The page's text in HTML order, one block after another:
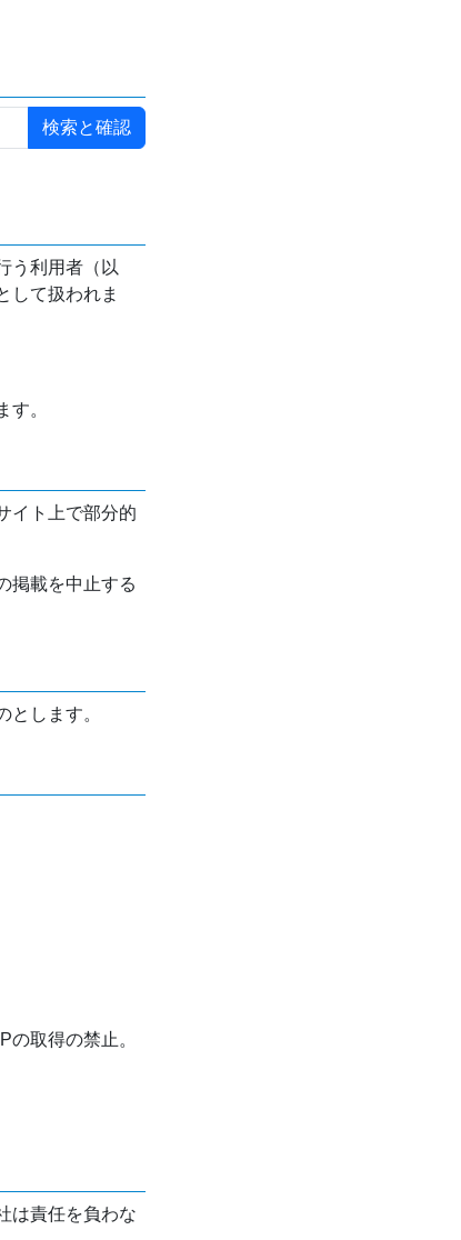
う利用者（以
して扱われま
。
イト上で部分的
掲載を中止する
します。
取得の禁止。
は責任を負わな